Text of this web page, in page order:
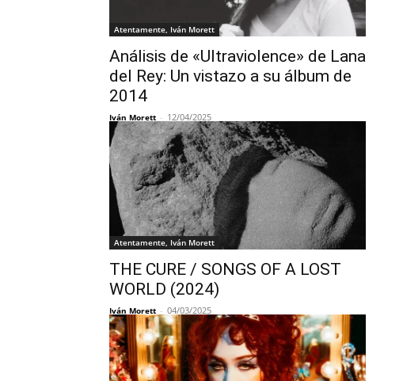
Atentamente, Iván Morett
Análisis de «Ultraviolence» de Lana
del Rey: Un vistazo a su álbum de
2014
Iván Morett - 12/04/2025
Atentamente, Iván Morett
THE CURE / SONGS OF A LOST
WORLD (2024)
Iván Morett - 04/03/2025